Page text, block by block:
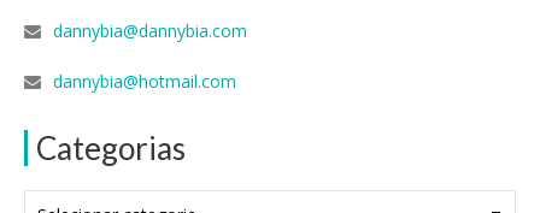
dannybia@dannybia.com
dannybia@hotmail.com
Categorias